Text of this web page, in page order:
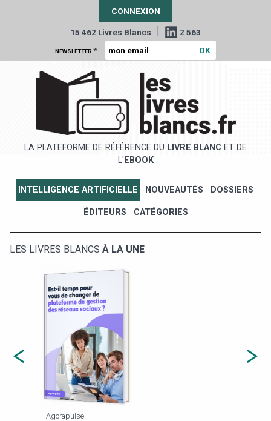
CONNEXION
15 462 Livres Blancs | 2 563
NEWSLETTER *
LA PLATEFORME DE RÉFÉRENCE DU LIVRE BLANC ET DE
L' EBOOK
INTELLIGENCE ARTIFICIELLE NOUVEAUTÉS DOSSIERS
ÉDITEURS CATÉGORIES
LES LIVRES BLANCS À LA UNE
Agorapulse